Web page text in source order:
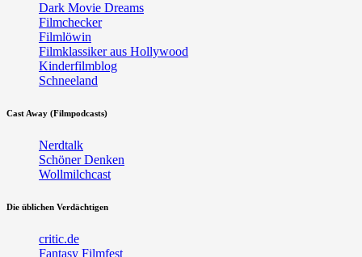
Dark Movie Dreams
Filmchecker
Filmlöwin
Filmklassiker aus Hollywood
Kinderfilmblog
Schneeland
Cast Away (Filmpodcasts)
Nerdtalk
Schöner Denken
Wollmilchcast
Die üblichen Verdächtigen
critic.de
Fantasy Filmfest